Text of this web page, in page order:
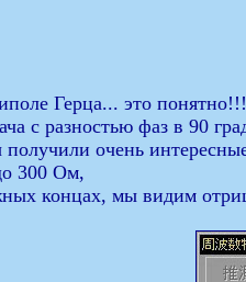
Герца... это понятно!!!
с разностью фаз в 90
очень
300 Ом,
концах, мы видим